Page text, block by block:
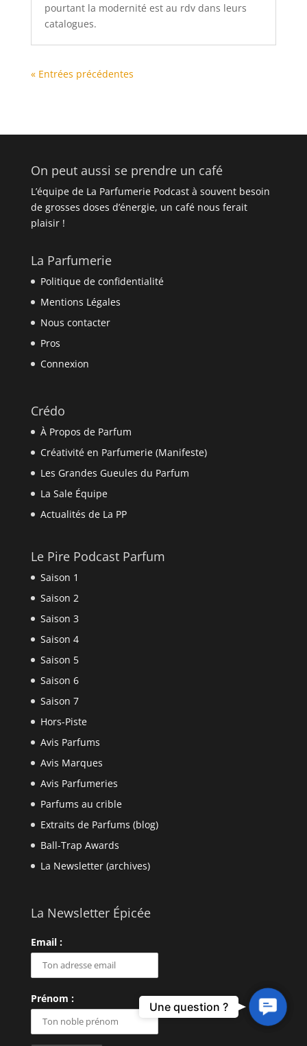
pourtant la modernité est au rdv dans leurs
catalogues.
« Entrées précédentes
On peut aussi se prendre un café
L’équipe de La Parfumerie Podcast à souvent besoin
de grosses doses d’énergie, un café nous ferait
plaisir !
La Parfumerie
Politique de confidentialité
Mentions Légales
Nous contacter
Pros
Connexion
Crédo
À Propos de Parfum
Créativité en Parfumerie (Manifeste)
Les Grandes Gueules du Parfum
La Sale Équipe
Actualités de La PP
Le Pire Podcast Parfum
Saison 1
Saison 2
Saison 3
Saison 4
Saison 5
Saison 6
Saison 7
Hors-Piste
Avis Parfums
Avis Marques
Avis Parfumeries
Parfums au crible
Extraits de Parfums (blog)
Ball-Trap Awards
La Newsletter (archives)
La Newsletter Épicée
Email :
Prénom :
Contact
Us
Une question ?